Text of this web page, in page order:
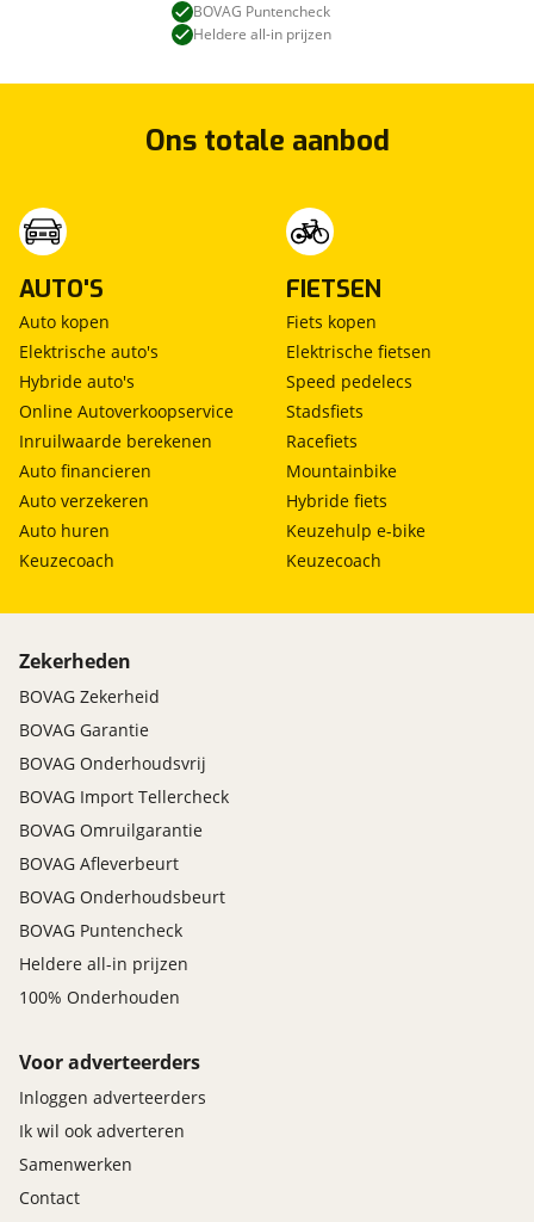
BOVAG Puntencheck
Heldere all-in prijzen
Ons totale aanbod
AUTO'S
Auto kopen
Elektrische auto's
Hybride auto's
Online Autoverkoopservice
Inruilwaarde berekenen
Auto financieren
Auto verzekeren
Auto huren
Keuzecoach
FIETSEN
Fiets kopen
Elektrische fietsen
Speed pedelecs
Stadsfiets
Racefiets
Mountainbike
Hybride fiets
Keuzehulp e-bike
Keuzecoach
Zekerheden
BOVAG Zekerheid
BOVAG Garantie
BOVAG Onderhoudsvrij
BOVAG Import Tellercheck
BOVAG Omruilgarantie
BOVAG Afleverbeurt
BOVAG Onderhoudsbeurt
BOVAG Puntencheck
Heldere all-in prijzen
100% Onderhouden
Voor adverteerders
Inloggen adverteerders
Ik wil ook adverteren
Samenwerken
Contact